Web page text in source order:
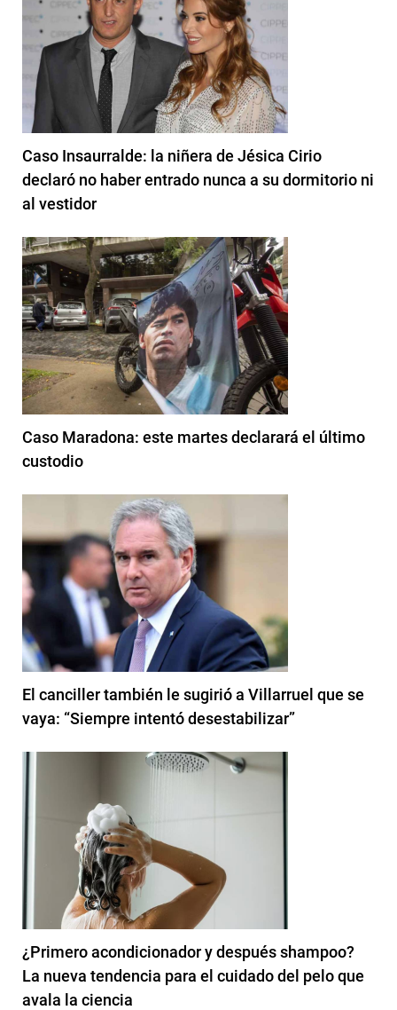
Caso Insaurralde: la niñera de Jésica Cirio
declaró no haber entrado nunca a su dormitorio ni
al vestidor
Caso Maradona: este martes declarará el último
custodio
El canciller también le sugirió a Villarruel que se
vaya: “Siempre intentó desestabilizar”
¿Primero acondicionador y después shampoo?
La nueva tendencia para el cuidado del pelo que
avala la ciencia